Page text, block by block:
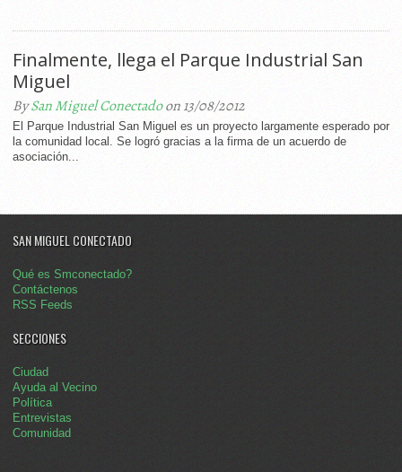
Finalmente, llega el Parque Industrial San
Miguel
BySan Miguel Conectadoon 13/08/2012
El Parque Industrial San Miguel es un proyecto largamente esperado por
la comunidad local. Se logró gracias a la firma de un acuerdo de
asociación...
SAN MIGUEL CONECTADO
Qué es Smconectado?
Contáctenos
RSS Feeds
SECCIONES
Ciudad
Ayuda al Vecino
Política
Entrevistas
Comunidad